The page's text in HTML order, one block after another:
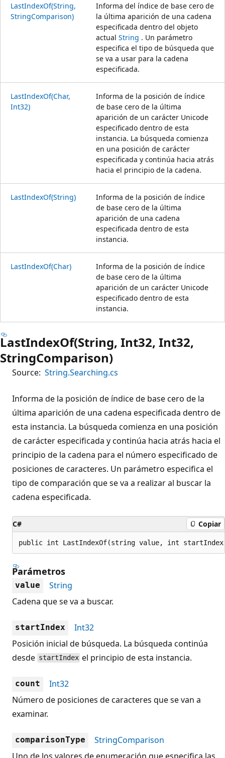
LastIndexOf(String,
StringComparison)
Informa del índice de base cero de
la última aparición de una cadena
especificada dentro del objeto
actual String . Un parámetro
especifica el tipo de búsqueda que
se va a usar para la cadena
especificada.
LastIndexOf(Char,
Int32)
Informa de la posición de índice
de base cero de la última
aparición de un carácter Unicode
especificado dentro de esta
instancia. La búsqueda comienza
en una posición de carácter
especificada y continúa hacia atrás
hacia el principio de la cadena.
LastIndexOf(String)
Informa de la posición de índice
de base cero de la última
aparición de una cadena
especificada dentro de esta
instancia.
LastIndexOf(Char)
Informa de la posición de índice
de base cero de la última
aparición de un carácter Unicode
especificado dentro de esta
instancia.
LastIndexOf(String, Int32, Int32,
StringComparison)
Source: String.Searching.cs
Informa de la posición de índice de base cero de la
última aparición de una cadena especificada dentro de
esta instancia. La búsqueda comienza en una posición
de carácter especificada y continúa hacia atrás hacia el
principio de la cadena para el número especificado de
posiciones de caracteres. Un parámetro especifica el
tipo de comparación que se va a realizar al buscar la
cadena especificada.
C# Copiar
public int LastIndexOf(string value, int startIndex,
Parámetros
value
String
Cadena que se va a buscar.
startIndex
Int32
Posición inicial de búsqueda. La búsqueda continúa
desde startIndex el principio de esta instancia.
count
Int32
Número de posiciones de caracteres que se van a
examinar.
comparisonType
StringComparison
Uno de los valores de enumeración que especifica las